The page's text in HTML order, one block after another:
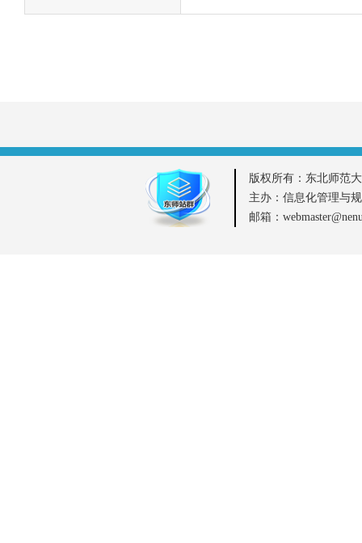
版权所有：东北师范
主办：信息化管理与
邮箱：